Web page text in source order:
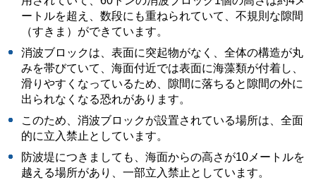
ートルを超え、数段にも重ねられていて、不規則な隙間
（すきま）ができています。
消波ブロックは、表面に突起物がなく、全体の構造が丸
みを帯びていて、海面付近では表面に海藻類が付着し、
滑りやすくなっているため、隙間に落ちると隙間の外に
出られなくなる恐れがあります。
このため、消波ブロックが設置されている場所は、全面
的に立入禁止としています。
防波堤につきましても、海面からの高さが10メートルを
越える場所があり、一部立入禁止としています。